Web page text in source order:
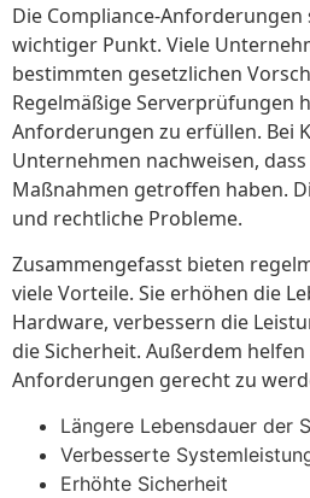
Die Compliance-
wichtiger Punkt. Viele
bestimmten gesetzlichen
Regelmäßige Serverprüfungen
Anforderungen zu erfüllen. Bei
Unternehmen nachweisen,
Maßnahmen getroffen haben.
und rechtliche Probleme.
Zusammengefasst bieten
viele Vorteile. Sie erhöhen die
Hardware, verbessern die
die Sicherheit. Außerdem
Anforderungen gerecht zu
Längere Lebensdauer der
Verbesserte
Erhöhte Sicherheit